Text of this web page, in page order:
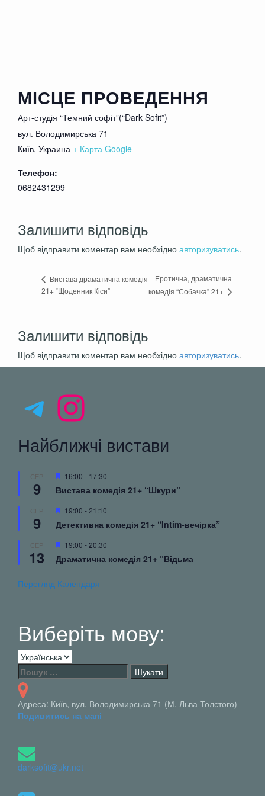
МІСЦЕ ПРОВЕДЕННЯ
Арт-студія “Темний софіт”(“Dark Sofit”)
вул. Володимирська 71
Київ, Украина + Карта Google
Телефон:
0682431299
Залишити відповідь
Щоб відправити коментар вам необхідно авторизуватись.
Вистава драматична комедія
21+ “Щоденник Кіси”
Еротична, драматична
комедія “Собачка” 21+
Залишити відповідь
Щоб відправити коментар вам необхідно авторизуватись.
Telegram
Instagram
Найближчі вистави
СЕР
9
Вибрані
16:00 - 17:30
Вистава комедія 21+ “Шкури”
СЕР
9
Вибрані
19:00 -21:10
Детективна комедія 21+ “Intim-вечірка”
СЕР
13
Вибрані
19:00 -20:30
Драматична комедія 21+ “Відьма
Перегляд Календаря
Виберіть мову:
Виберіть
мову:
Пошук:
Адреса: Київ, вул. Володимирська 71 (М. Льва Толстого)
Подивитись на мапі
darksofit@ukr.net